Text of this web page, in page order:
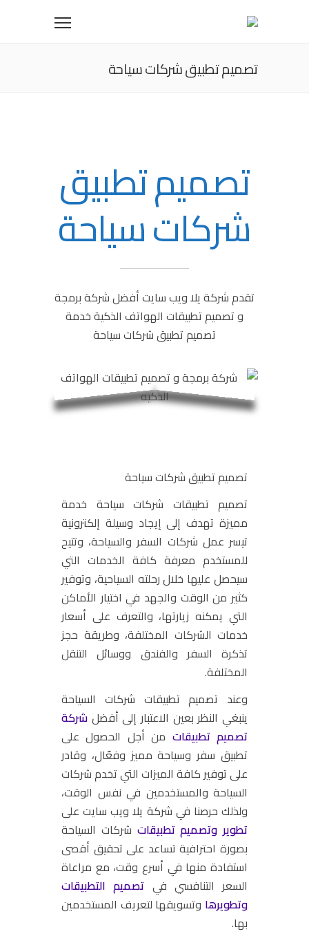
تصميم تطبيق شركات سياحة
تصميم تطبيق
شركات سياحة
تقدم شركة يلا ويب سايت أفضل شركة برمجة
و تصميم تطبيقات الهواتف الذكية خدمة
تصميم تطبيق شركات سياحة
تصميم تطبيق شركات سياحة
تصميم تطبيقات شركات سياحة خدمة
مميزة تهدف إلى إيجاد وسيلة إلكترونية
تيسر عمل شركات السفر والسياحة، وتتيح
للمستخدم معرفة كافة الخدمات التي
سيحصل عليها خلال رحلته السياحية، وتوفير
كثير من الوقت والجهد في اختيار الأماكن
التي يمكنه زيارتها، والتعرف على أسعار
خدمات الشركات المختلفة، وطريقة حجز
تذكرة السفر والفندق ووسائل التنقل
المختلفة.
وعند تصميم تطبيقات شركات السياحة
ينبغي النظر بعين الاعتبار إلى أفضل شركة
تصميم تطبيقات من أجل الحصول على
تطبيق سفر وسياحة مميز وفعّال، وقادر
على توفير كافة الميزات التي تخدم شركات
السياحة والمستخدمين في نفس الوقت،
ولذلك حرصنا في شركة يلا ويب سايت على
تطوير وتصميم تطبيقات شركات السياحة
بصورة احترافية تساعد على تحقيق أقصى
استفادة منها في أسرع وقت، مع مراعاة
السعر التنافسي في تصميم التطبيقات
وتطويرها وتسويقها لتعريف المستخدمين
بها.